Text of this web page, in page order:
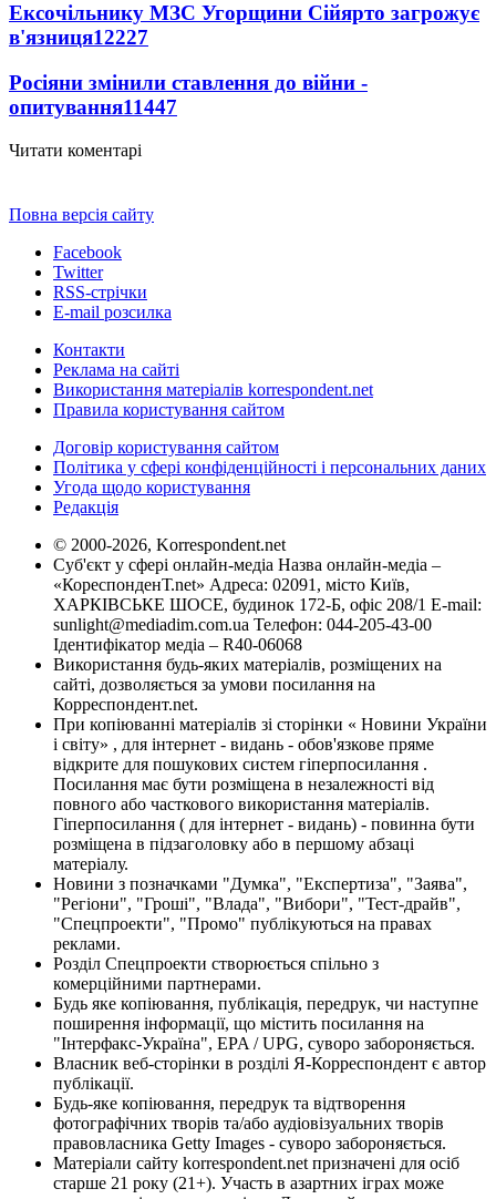
Ексочільнику МЗС Угорщини Сійярто загрожує
в'язниця12227
Росіяни змінили ставлення до війни -
опитування11447
Читати коментарі
Повна версія сайту
Facebook
Twitter
RSS-стрічки
E-mail розсилка
Контакти
Реклама на сайті
Використання матеріалів korrespondent.net
Правила користування сайтом
Договір користування сайтом
Політика у сфері конфіденційності і персональних даних
Угода щодо користування
Редакція
© 2000-2026, Korrespondent.net
Суб'єкт у сфері онлайн-медіа Назва онлайн-медіа –
«КореспонденТ.net» Адреса: 02091, місто Київ,
ХАРКІВСЬКЕ ШОСЕ, будинок 172-Б, офіс 208/1 E-mail:
sunlight@mediadim.com.ua Телефон: 044-205-43-00
Ідентифікатор медіа – R40-06068
Використання будь-яких матеріалів, розміщених на
сайті, дозволяється за умови посилання на
Корреспондент.net.
При копіюванні матеріалів зі сторінки « Новини України
і світу» , для інтернет - видань - обов'язкове пряме
відкрите для пошукових систем гіперпосилання .
Посилання має бути розміщена в незалежності від
повного або часткового використання матеріалів.
Гіперпосилання ( для інтернет - видань) - повинна бути
розміщена в підзаголовку або в першому абзаці
матеріалу.
Новини з позначками "Думка", "Експертиза", "Заява",
"Регіони", "Гроші", "Влада", "Вибори", "Тест-драйв",
"Спецпроекти", "Промо" публікуються на правах
реклами.
Розділ Спецпроекти створюється спільно з
комерційними партнерами.
Будь яке копіювання, публікація, передрук, чи наступне
поширення інформації, що містить посилання на
"Інтерфакс-Україна", EPA / UPG, суворо забороняється.
Власник веб-сторінки в розділі Я-Корреспондент є автор
публікації.
Будь-яке копіювання, передрук та відтворення
фотографічних творів та/або аудіовізуальних творів
правовласника Getty Images - суворо забороняється.
Матеріали сайту korrespondent.net призначені для осіб
старше 21 року (21+). Участь в азартних іграх може